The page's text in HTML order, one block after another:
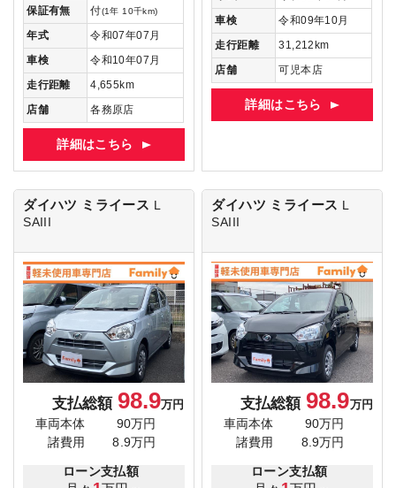
保証有無
付(1年 10千km)
年式
令和07年07月
車検
令和10年07月
走行距離
4,655km
店舗
各務原店
詳細はこちら
車検
令和09年10月
走行距離
31,212km
店舗
可児本店
詳細はこちら
ダイハツ ミライース L
SAIII
支払総額 98.9万円
車両本体
90万円
諸費用
8.9万円
ローン支払額
ダイハツ ミライース L
SAIII
支払総額 98.9万円
車両本体
90万円
諸費用
8.9万円
ローン支払額